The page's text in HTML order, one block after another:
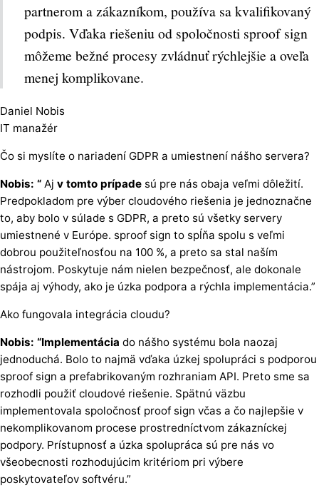
partnerom a zákazníkom, používa sa kvalifikovaný
podpis. Vďaka riešeniu od spoločnosti sproof sign
môžeme bežné procesy zvládnuť rýchlejšie a oveľa
menej komplikovane.
Daniel Nobis
IT manažér
Čo si myslíte o nariadení GDPR a umiestnení nášho servera?
Nobis: “ Aj v tomto prípade sú pre nás obaja veľmi dôležití.
Predpokladom pre výber cloudového riešenia je jednoznačne
to, aby bolo v súlade s GDPR, a preto sú všetky servery
umiestnené v Európe. sproof sign to spĺňa spolu s veľmi
dobrou použiteľnosťou na 100 %, a preto sa stal naším
nástrojom. Poskytuje nám nielen bezpečnosť, ale dokonale
spája aj výhody, ako je úzka podpora a rýchla implementácia.”
Ako fungovala integrácia cloudu?
Nobis: “Implementácia do nášho systému bola naozaj
jednoduchá. Bolo to najmä vďaka úzkej spolupráci s podporou
sproof sign a prefabrikovaným rozhraniam API. Preto sme sa
rozhodli použiť cloudové riešenie. Spätnú väzbu
implementovala spoločnosť proof sign včas a čo najlepšie v
nekomplikovanom procese prostredníctvom zákazníckej
podpory. Prístupnosť a úzka spolupráca sú pre nás vo
všeobecnosti rozhodujúcim kritériom pri výbere
poskytovateľov softvéru.”